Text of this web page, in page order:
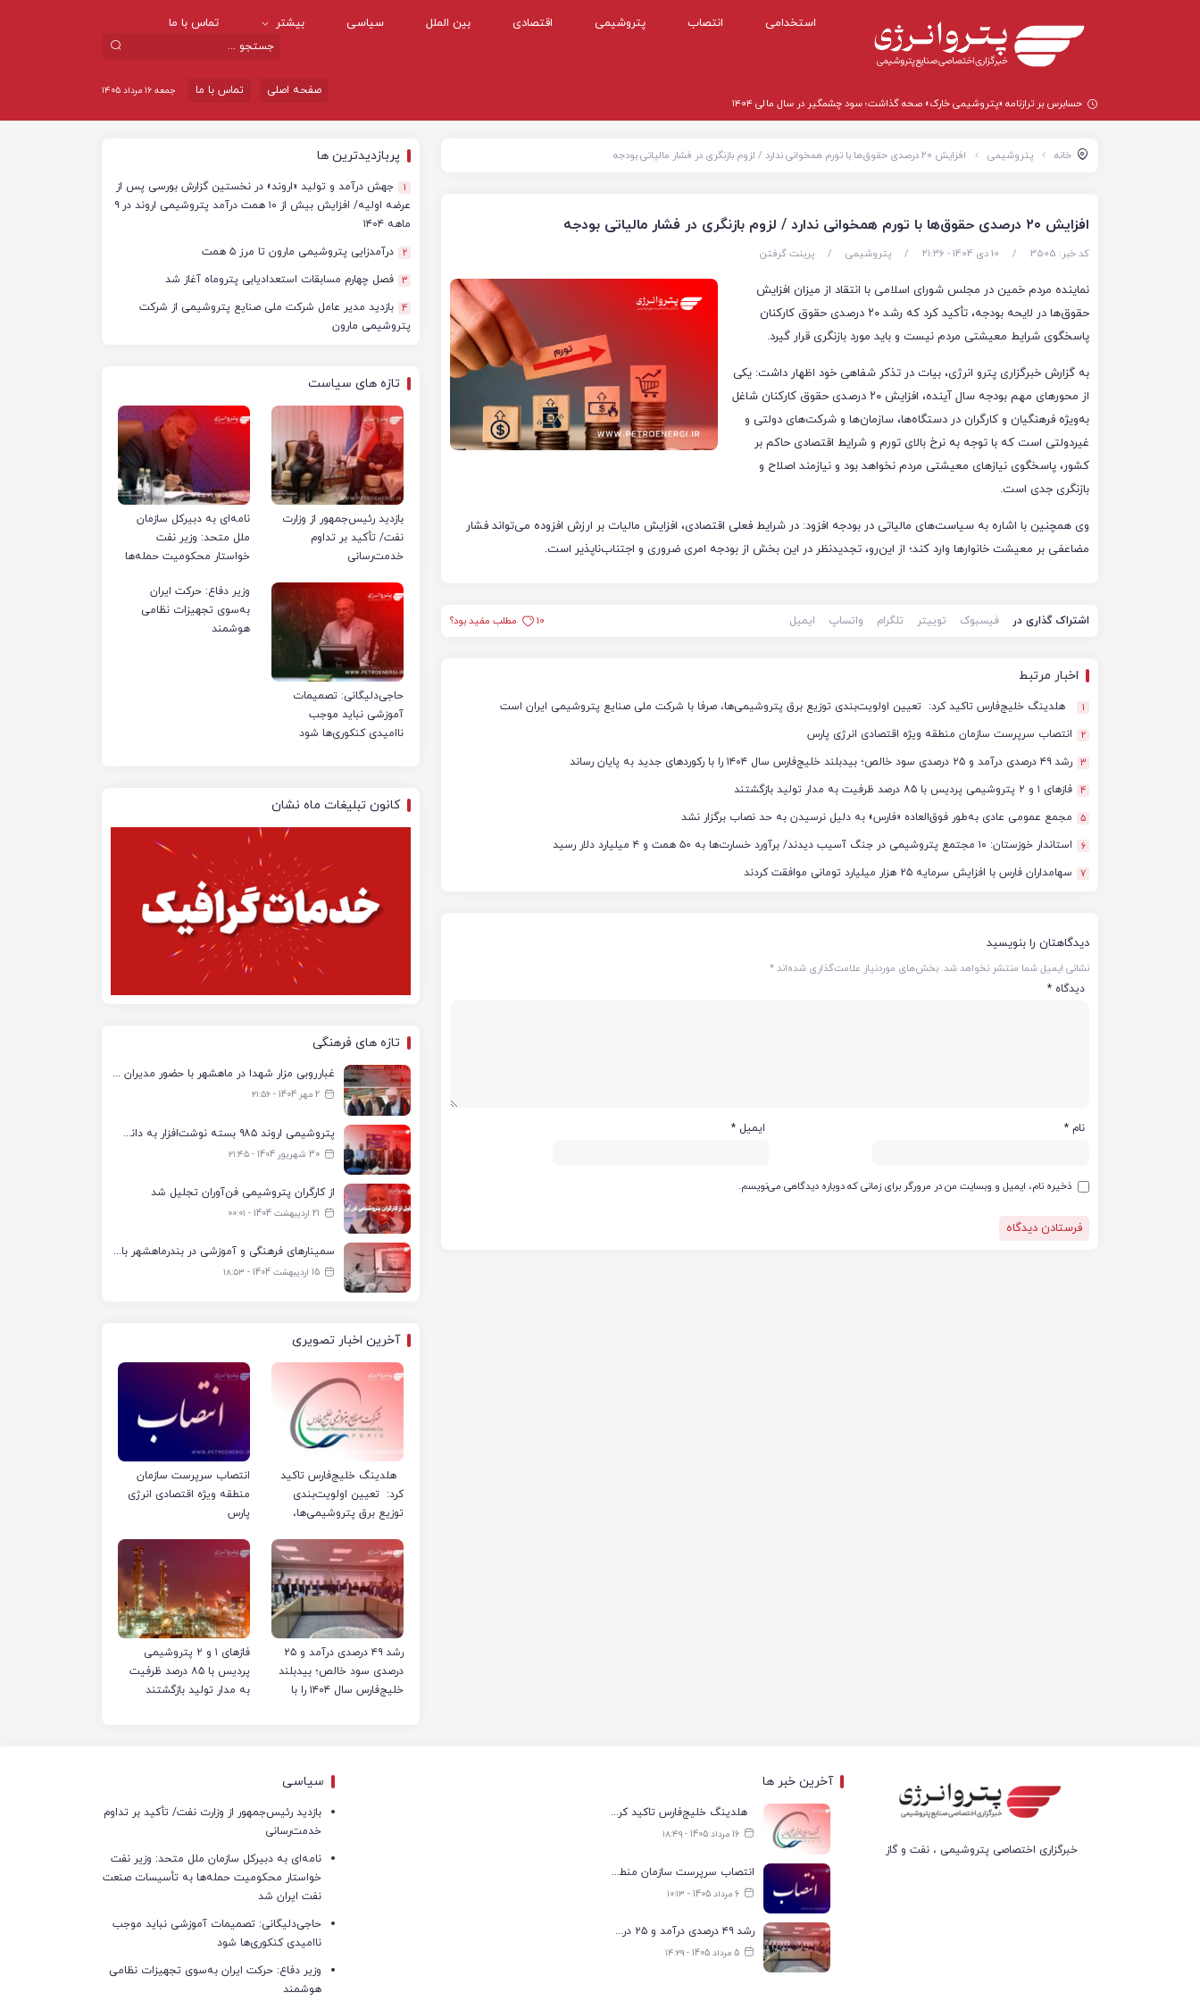
استخدامی انتصاب پتروشیمی اقتصادی بین الملل سیاسی بیشتر تماس با ما
جمعه ۱۶ مرداد ۱۴۰۵ تماس با ما
صفحه اصلی
حسابرس بر ترازنامه «پتروشیمی خارک» صحه گذاشت؛ سود چشمگیر در سال مالی ۱۴۰۴
خانه پتروشیمی افزایش ۲۰ درصدی حقوق‌ها با تورم همخوانی ندارد / لزوم بازنگری در فشار مالیاتی بودجه
افزایش ۲۰ درصدی حقوق‌ها با تورم همخوانی ندارد / لزوم بازنگری در فشار مالیاتی بودجه
کد خبر: 3505 / 10 دی 1404 - ۲۱:۳۶ / پتروشیمی / پرینت گرفتن
نماینده مردم خمین در مجلس شورای اسلامی با انتقاد از میزان افزایش
حقوق‌ها در لایحه بودجه، تأکید کرد که رشد ۲۰ درصدی حقوق کارکنان
پاسخگوی شرایط معیشتی مردم نیست و باید مورد بازنگری قرار گیرد.
به گزارش خبرگزاری پترو انرژی، بیات در تذکر شفاهی خود اظهار داشت: یکی
از محورهای مهم بودجه سال آینده، افزایش ۲۰ درصدی حقوق کارکنان شاغل
به‌ویژه فرهنگیان و کارگران در دستگاه‌ها، سازمان‌ها و شرکت‌های دولتی و
غیردولتی است که با توجه به نرخ بالای تورم و شرایط اقتصادی حاکم بر
کشور، پاسخگوی نیازهای معیشتی مردم نخواهد بود و نیازمند اصلاح و
بازنگری جدی است.
وی همچنین با اشاره به سیاست‌های مالیاتی در بودجه افزود: در شرایط فعلی اقتصادی، افزایش مالیات بر ارزش افزوده می‌تواند فشار
مضاعفی بر معیشت خانوارها وارد کند؛ از این‌رو، تجدیدنظر در این بخش از بودجه امری ضروری و اجتناب‌ناپذیر است.
اشتراک گذاری در فیسبوک توییتر تلگرام واتساپ ایمیل 10 مطلب مفید بود؟
اخبار مرتبط
1 هلدینگ خلیج‌فارس تاکید کرد: تعیین اولویت‌بندی توزیع برق پتروشیمی‌ها، صرفا با شرکت ملی صنایع پتروشیمی ایران است
2 انتصاب سرپرست سازمان منطقه ویژه اقتصادی انرژی پارس
3 رشد ۴۹ درصدی درآمد و ۲۵ درصدی سود خالص؛ بیدبلند خلیج‌فارس سال ۱۴۰۴ را با رکوردهای جدید به پایان رساند
4 فازهای ۱ و ۲ پتروشیمی پردیس با ۸۵ درصد ظرفیت به مدار تولید بازگشتند
5 مجمع عمومی عادی به‌طور فوق‌العاده «فارس» به دلیل نرسیدن به حد نصاب برگزار نشد
6 استاندار خوزستان: ۱۰ مجتمع پتروشیمی در جنگ آسیب دیدند/ برآورد خسارت‌ها به ۵۰ همت و ۴ میلیارد دلار رسید
7 سهامداران فارس با افزایش سرمایه ۲۵ هزار میلیارد تومانی موافقت کردند
دیدگاهتان را بنویسید
نشانی ایمیل شما منتشر نخواهد شد. بخش‌های موردنیاز علامت‌گذاری شده‌اند*
دیدگاه *
نام * ایمیل *
ذخیره نام، ایمیل و وبسایت من در مرورگر برای زمانی که دوباره دیدگاهی می‌نویسم.
پربازدیدترین ها
1
جهش درآمد و تولید «اروند» در نخستین گزارش بورسی پس از
عرضه اولیه/ افزایش بیش از ۱۰ همت درآمد پتروشیمی اروند در ۹
ماهه ۱۴۰۴
2 درآمدزایی پتروشیمی مارون تا مرز ۵ همت
3 فصل چهارم مسابقات استعدادیابی پتروماه آغاز شد
4 بازدید مدیر عامل شرکت ملی صنایع پتروشیمی از شرکت
پتروشیمی مارون
تازه های سیاست
بازدید رئیس‌جمهور از وزارت
نفت/ تأکید بر تداوم
خدمت‌رسانی
نامه‌ای به دبیرکل سازمان
ملل متحد: وزیر نفت
خواستار محکومیت حمله‌ها
ایران شد
حاجی‌دلیگانی: تصمیمات
آموزشی نباید موجب
ناامیدی کنکوری‌ها شود
وزیر دفاع: حرکت ایران
به‌سوی تجهیزات نظامی
هوشمند
کانون تبلیغات ماه نشان
تازه های فرهنگی
غبارروبی مزار شهدا در ماهشهر با حضور مدیران پتروشیمی اروند و مسئولان شهری
2 مهر 1404 - ۲۱:۵۶
پتروشیمی اروند ۹۸۵ بسته نوشت‌افزار به دانش‌آموزان تحت پوشش کمیته امداد بندرماهشهر اهدا کرد
30 شهریور 1404 - ۲۱:۴۵
از کارگران پتروشیمی فن‌آوران تجلیل شد
21 اردیبهشت 1404 - ۰۰:۰۱
سمینارهای فرهنگی و آموزشی در بندرماهشهر با همکاری فرهنگ‌سرای پتروشیمی مارون
15 اردیبهشت 1404 - ۱۸:۵۳
آخرین اخبار تصویری
هلدینگ خلیج‌فارس تاکید
کرد: تعیین اولویت‌بندی
توزیع برق پتروشیمی‌ها،
پتروشیمی ایران است
انتصاب سرپرست سازمان
منطقه ویژه اقتصادی انرژی
پارس
رشد ۴۹ درصدی درآمد و ۲۵
درصدی سود خالص؛ بیدبلند
خلیج‌فارس سال ۱۴۰۴ را با
فازهای ۱ و ۲ پتروشیمی
پردیس با ۸۵ درصد ظرفیت
به مدار تولید بازگشتند
خبرگزاری اختصاصی پتروشیمی ، نفت و گاز
آخرین خبر ها
هلدینگ خلیج‌فارس تاکید کرد: تعیین اولویت‌بندی توزیع برق پتروشیمی‌ها، صرفا با شرکت ملی صنایع پتروشیمی ایران است
16 مرداد 1405 - ۱۸:۴۹
انتصاب سرپرست سازمان منطقه ویژه اقتصادی انرژی پارس
6 مرداد 1405 - ۱۰:۱۳
رشد ۴۹ درصدی درآمد و ۲۵ درصدی سود خالص؛ بیدبلند خلیج‌فارس سال ۱۴۰۴ را با رکوردهای جدید به پایان رساند
5 مرداد 1405 - ۱۴:۲۹
سیاسی
بازدید رئیس‌جمهور از وزارت نفت/ تأکید بر تداوم
خدمت‌رسانی
نامه‌ای به دبیرکل سازمان ملل متحد: وزیر نفت
خواستار محکومیت حمله‌ها به تأسیسات صنعت
نفت ایران شد
حاجی‌دلیگانی: تصمیمات آموزشی نباید موجب
ناامیدی کنکوری‌ها شود
وزیر دفاع: حرکت ایران به‌سوی تجهیزات نظامی
هوشمند